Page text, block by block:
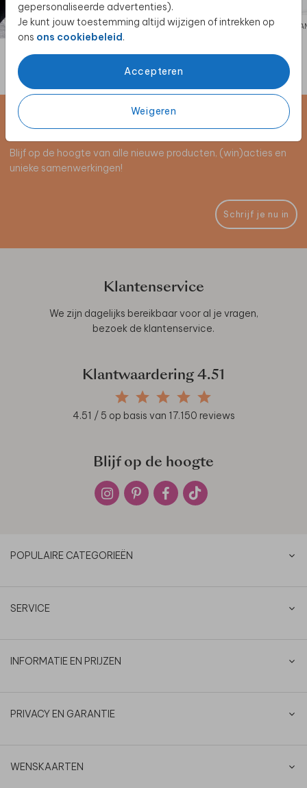
gepersonaliseerde advertenties).
Je kunt jouw toestemming altijd wijzigen of intrekken op
ons ons cookiebeleid.
Accepteren
Weigeren
BORRELPLANK
Schrijf je in voor de nieuwsbrief
Blijf op de hoogte van alle nieuwe producten, (win)acties en
unieke samenwerkingen!
Schrijf je nu in
Klantenservice
We zijn dagelijks bereikbaar voor al je vragen,
bezoek de klantenservice.
Klantwaardering 4.51
4.51 / 5 op basis van 17.150 reviews
Blijf op de hoogte
POPULAIRE CATEGORIEËN
SERVICE
INFORMATIE EN PRIJZEN
PRIVACY EN GARANTIE
WENSKAARTEN